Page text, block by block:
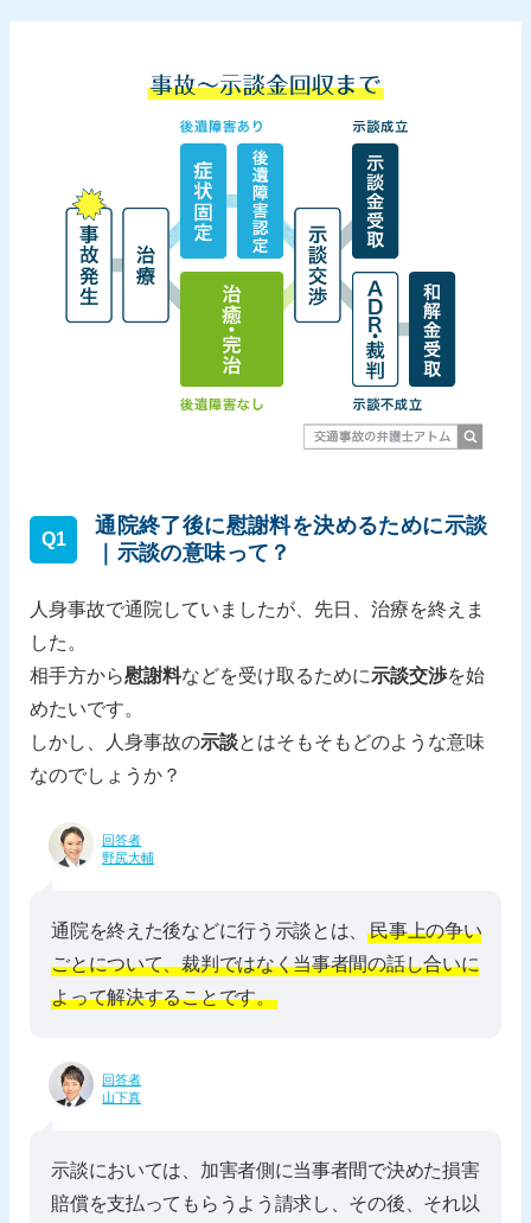
Q1
通院終了後に慰謝料を決めるために示談
｜示談の意味って？
人身事故で通院していましたが、先日、治療を終えま
した。
相手方から慰謝料などを受け取るために示談交渉を始
めたいです。
しかし、人身事故の示談とはそもそもどのような意味
なのでしょうか？
回答者
野尻大輔
通院を終えた後などに行う示談とは、民事上の争い
ごとについて、裁判ではなく当事者間の話し合いに
よって解決することです。
回答者
山下真
示談においては、加害者側に当事者間で決めた損害
賠償を支払ってもらうよう請求し、その後、それ以